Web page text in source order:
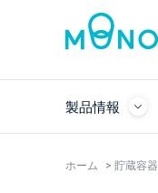
製品情報
ホーム > 貯蔵容器